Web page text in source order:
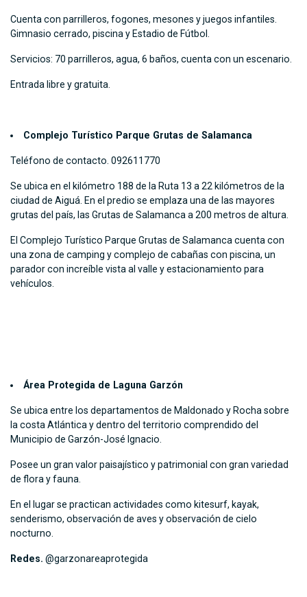
Cuenta con parrilleros, fogones, mesones y juegos infantiles.
Gimnasio cerrado, piscina y Estadio de Fútbol.
Servicios: 70 parrilleros, agua, 6 baños, cuenta con un escenario.
Entrada libre y gratuita.
Complejo Turístico Parque Grutas de Salamanca
Teléfono de contacto. 092611770
Se ubica en el kilómetro 188 de la Ruta 13 a 22 kilómetros de la
ciudad de Aiguá. En el predio se emplaza una de las mayores
grutas del país, las Grutas de Salamanca a 200 metros de altura.
El Complejo Turístico Parque Grutas de Salamanca cuenta con
una zona de camping y complejo de cabañas con piscina, un
parador con increíble vista al valle y estacionamiento para
vehículos.
Área Protegida de Laguna Garzón
Se ubica entre los departamentos de Maldonado y Rocha sobre
la costa Atlántica y dentro del territorio comprendido del
Municipio de Garzón-José Ignacio.
Posee un gran valor paisajístico y patrimonial con gran variedad
de flora y fauna.
En el lugar se practican actividades como kitesurf, kayak,
senderismo, observación de aves y observación de cielo
nocturno.
Redes. @garzonareaprotegida